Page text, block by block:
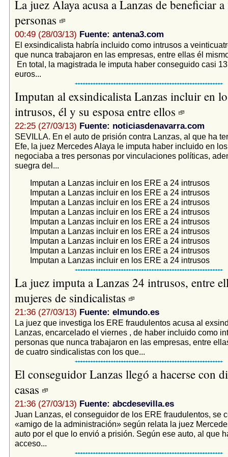
La juez Alaya acusa a Lanzas de beneficiar a
personas
00:49 (28/03/13) Fuente: antena3.com
El exsindicalista habría incluido como intrusos a
que nunca trabajaron en las empresas, entre ellas él
En total, la magistrada le imputa haber conseguido casi
euros...
Imputan al exsindicalista Lanzas incluir en
intrusos, él y su esposa entre ellos
22:25 (27/03/13) Fuente: noticiasdenavarra.com
SEVILLA. En el auto de prisión contra Lanzas, al que ha
Efe, la juez Mercedes Alaya le imputa haber incluido en
negociaba a tres personas por vinculaciones políticas,
suegra del...
Imputan a Lanzas incluir en los ERE a 24 intrusos
Imputan a Lanzas incluir en los ERE a 24 intrusos
Imputan a Lanzas incluir en los ERE a 24 intrusos
Imputan a Lanzas incluir en los ERE a 24 intrusos
Imputan a Lanzas incluir en los ERE a 24 intrusos
Imputan a Lanzas incluir en los ERE a 24 intrusos
Imputan a Lanzas incluir en los ERE a 24 intrusos
Imputan a Lanzas incluir en los ERE a 24 intrusos
Imputan a Lanzas incluir en los ERE a 24 intrusos
La juez imputa a Lanzas 24 intrusos, entre
mujeres de sindicalistas
21:36 (27/03/13) Fuente: elmundo.es
La juez que investiga los ERE fraudulentos acusa al
Lanzas, encarcelado el viernes , de haber incluido como
personas que nunca trabajaron en las empresas, entre
de cuatro sindicalistas con los que...
El conseguidor Lanzas llegó a hacerse con
casas
21:36 (27/03/13) Fuente: abcdesevilla.es
Juan Lanzas, el conseguidor de los ERE fraudulentos, se
«amigo de la administración» según relata la juez
auto por el que lo envió a prisión. Según ese auto, al que
acceso...